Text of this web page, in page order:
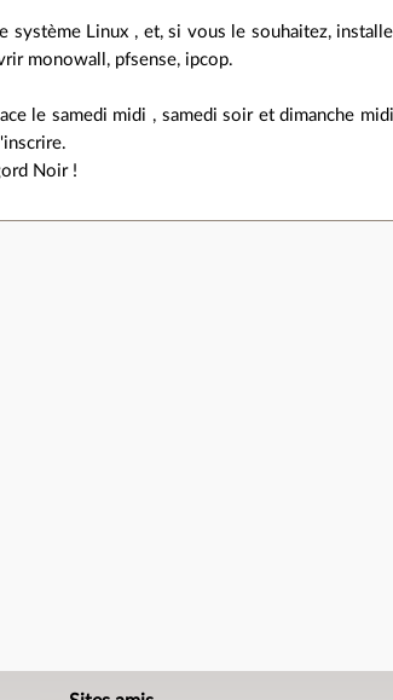
système Linux , et, si vous le souhaitez,
monowall, pfsense, ipcop.
le samedi midi , samedi soir et dimanche
Noir !